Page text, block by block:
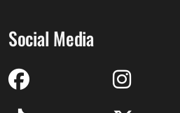
Social Media